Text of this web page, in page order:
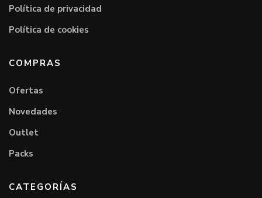
Política de privacidad
Política de cookies
COMPRAS
Ofertas
Novedades
Outlet
Packs
CATEGORÍAS